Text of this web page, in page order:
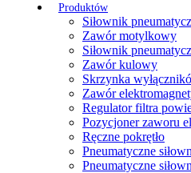
Produktów
Siłownik
Zawór motylkowy
Siłownik
Zawór kulowy
Skrzynka
Zawór
Regulator filtra
Pozycjoner zaworu
Ręczne pokrętło
Pneumatyczne
Pneumatyczne